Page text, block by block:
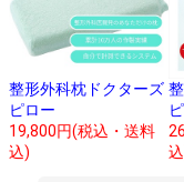
整形外科枕ドクターズ
ピロー
19,800円(税込・送料
込)